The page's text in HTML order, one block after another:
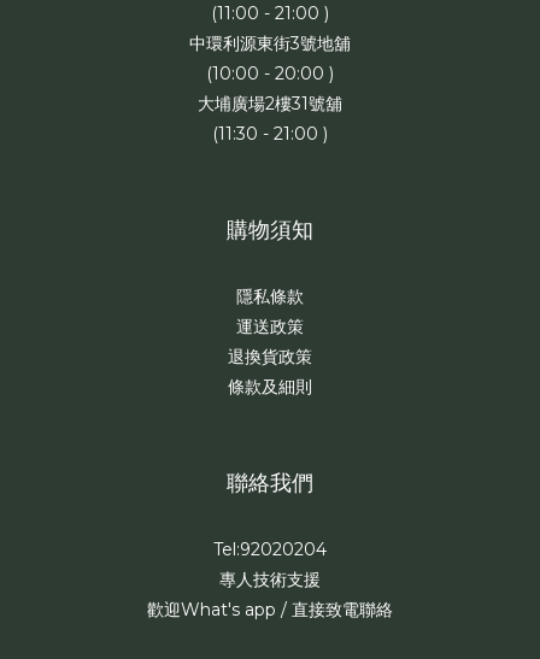
(11:00 - 21:00 )
中環利源東街3號地舖
(10:00 - 20:00 )
大埔廣場2樓31號舖
(11:30 - 21:00 )
購物須知
隱私條款
運送政策
退換貨政策
條款及細則
聯絡我們
Tel:92020204
專人技術支援
歡迎What's app / 直接致電聯絡